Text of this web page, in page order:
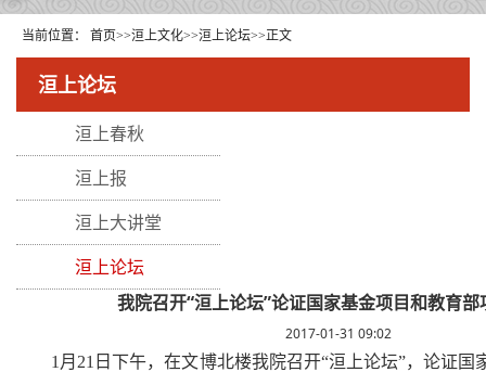
当前位置： 首页>>洹上文化>>洹上论坛>>正文
洹上论坛
洹上春秋
洹上报
洹上大讲堂
洹上论坛
我院召开“洹上论坛”论证国家基金项目和教育
2017-01-31 09:02
1 月 21 日下午，在文博北楼我院召开“洹上论坛”，论证国